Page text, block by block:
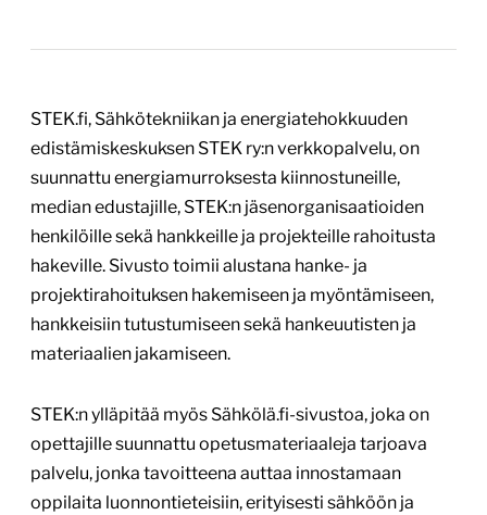
STEK.fi, Sähkötekniikan ja energiatehokkuuden
edistämiskeskuksen STEK ry:n verkkopalvelu, on
suunnattu energiamurroksesta kiinnostuneille,
median edustajille, STEK:n jäsenorganisaatioiden
henkilöille sekä hankkeille ja projekteille rahoitusta
hakeville. Sivusto toimii alustana hanke- ja
projektirahoituksen hakemiseen ja myöntämiseen,
hankkeisiin tutustumiseen sekä hankeuutisten ja
materiaalien jakamiseen.
STEK:n ylläpitää myös Sähkölä.fi-sivustoa, joka on
opettajille suunnattu opetusmateriaaleja tarjoava
palvelu, jonka tavoitteena auttaa innostamaan
oppilaita luonnontieteisiin, erityisesti sähköön ja